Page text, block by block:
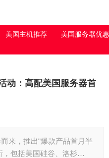
美国主机推荐
美国服务器优惠
动：高配美国服务器首
来，推出“爆款产品首月半
，包括美国硅谷、洛杉…